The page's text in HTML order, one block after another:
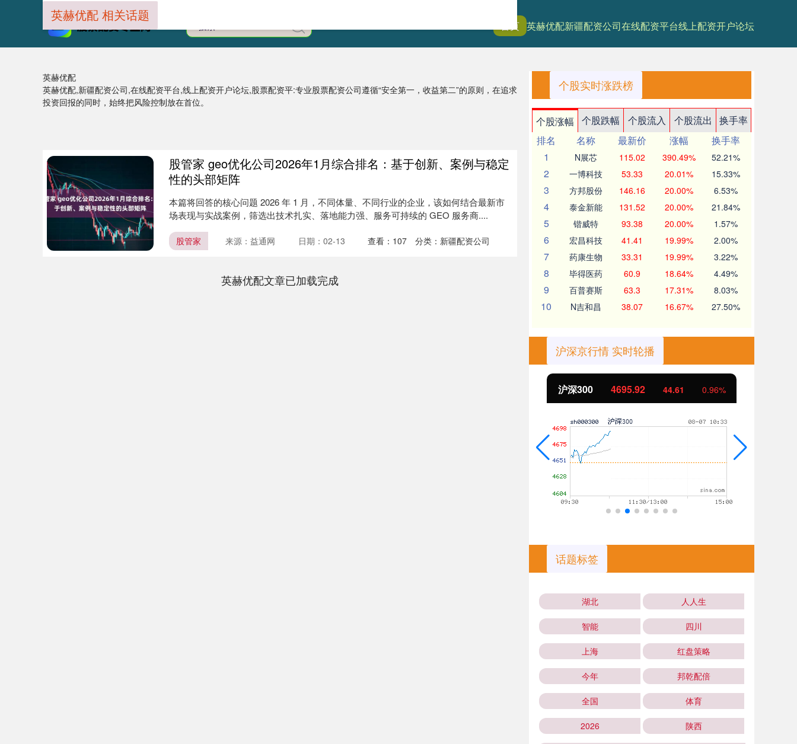
首页 英赫优配新疆配资公司在线配资平台线上配资开户论坛
英赫优配
英赫优配,新疆配资公司,在线配资平台,线上配资开户论坛,股票配资平:专业股票配资公司遵循“安全第一，收益第二”的原则，在追求
投资回报的同时，始终把风险控制放在首位。
英赫优配 相关话题
股管家 geo优化公司2026年1月综合排名：基于创新、案例与稳定
性的头部矩阵
本篇将回答的核心问题 2026 年 1 月，不同体量、不同行业的企业，该如何结合最新市
场表现与实战案例，筛选出技术扎实、落地能力强、服务可持续的 GEO 服务商....
股管家 来源：益通网 日期：02-13 查看： 107 分类： 新疆配资公司
英赫优配文章已加载完成
个股实时涨跌榜
个股涨幅 个股跌幅 个股流入 个股流出
换手率
排名
名称 最新价 涨幅
换手率
1
N展芯 115.02 390.49% 52.21%
2 一博科技 53.33 20.01% 15.33%
3 方邦股份 146.16 20.00% 6.53%
4 泰金新能 131.52 20.00% 21.84%
5 锴威特 93.38 20.00% 1.57%
6 宏昌科技 41.41 19.99% 2.00%
7 药康生物 33.31 19.99% 3.22%
8 毕得医药 60.9 18.64% 4.49%
9 百普赛斯 63.3 17.31% 8.03%
10 N吉和昌 38.07 16.67% 27.50%
沪深京行情 实时轮播
北证50 1122.17 -0.70 -0.06%
话题标签
湖北 人人生
智能 四川
上海 红盘策略
今年 邦乾配倍
全国 体育
2026 陕西